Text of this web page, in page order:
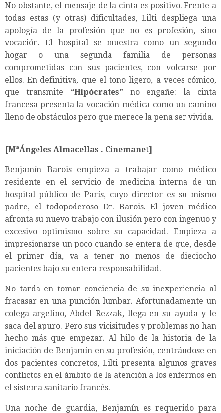
No obstante, el mensaje de la cinta es positivo. Frente a
todas estas (y otras) dificultades, Lilti despliega una
apología de la profesión que no es profesión, sino
vocación. El hospital se muestra como un segundo
hogar o una segunda familia de personas
comprometidas con sus pacientes, con volcarse por
ellos. En definitiva, que el tono ligero, a veces cómico,
que transmite “Hipócrates” no engañe: la cinta
francesa presenta la vocación médica como un camino
lleno de obstáculos pero que merece la pena ser vivida.
[MªÁngeles Almacellas . Cinemanet]
Benjamín Barois empieza a trabajar como médico
residente en el servicio de medicina interna de un
hospital público de París, cuyo director es su mismo
padre, el todopoderoso Dr. Barois. El joven médico
afronta su nuevo trabajo con ilusión pero con ingenuo y
excesivo optimismo sobre su capacidad. Empieza a
impresionarse un poco cuando se entera de que, desde
el primer día, va a tener no menos de dieciocho
pacientes bajo su entera responsabilidad.
No tarda en tomar conciencia de su inexperiencia al
fracasar en una punción lumbar. Afortunadamente un
colega argelino, Abdel Rezzak, llega en su ayuda y le
saca del apuro. Pero sus vicisitudes y problemas no han
hecho más que empezar. Al hilo de la historia de la
iniciación de Benjamín en su profesión, centrándose en
dos pacientes concretos, Lilti presenta algunos graves
conflictos en el ámbito de la atención a los enfermos en
el sistema sanitario francés.
Una noche de guardia, Benjamín es requerido para